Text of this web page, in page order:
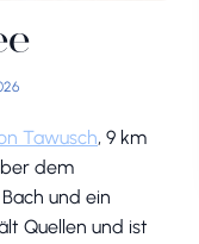
Tawusch, 9 km
dem
und ein
Quellen und ist